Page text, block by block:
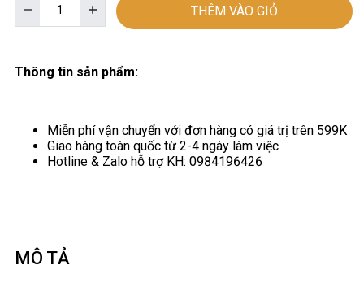
THÊM VÀO GIỎ
Thông tin sản phẩm:
Miễn phí vận chuyển với đơn hàng có giá trị trên 599K
Giao hàng toàn quốc từ 2-4 ngày làm việc
Hotline & Zalo hỗ trợ KH: 0984196426
MÔ TẢ